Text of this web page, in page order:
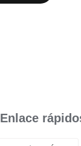
Enlace